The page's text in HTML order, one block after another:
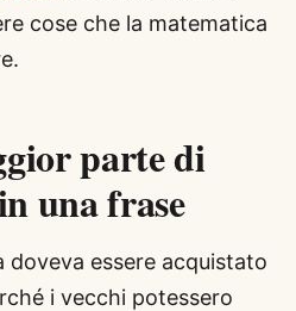
cose che la matematica
parte di
una frase
doveva essere acquistato
i vecchi potessero